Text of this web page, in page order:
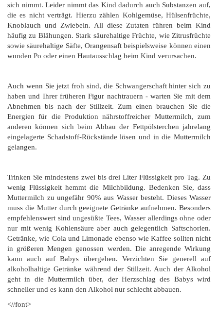
sich nimmt. Leider nimmt das Kind dadurch auch Substanzen auf,
die es nicht verträgt. Hierzu zählen Kohlgemüse, Hülsenfrüchte,
Knoblauch und Zwiebeln. All diese Zutaten führen beim Kind
häufig zu Blähungen. Stark säurehaltige Früchte, wie Zitrusfrüchte
sowie säurehaltige Säfte, Orangensaft beispielsweise können einen
wunden Po oder einen Hautausschlag beim Kind verursachen.
Auch wenn Sie jetzt froh sind, die Schwangerschaft hinter sich zu
haben und Ihrer früheren Figur nachtrauern - warten Sie mit dem
Abnehmen bis nach der Stillzeit. Zum einen brauchen Sie die
Energien für die Produktion nährstoffreicher Muttermilch, zum
anderen können sich beim Abbau der Fettpölsterchen jahrelang
eingelagerte Schadstoff-Rückstände lösen und in die Muttermilch
gelangen.
Trinken Sie mindestens zwei bis drei Liter Flüssigkeit pro Tag. Zu
wenig Flüssigkeit hemmt die Milchbildung. Bedenken Sie, dass
Muttermilch zu ungefähr 90% aus Wasser besteht. Dieses Wasser
muss die Mutter durch geeignete Getränke aufnehmen. Besonders
empfehlenswert sind ungesüßte Tees, Wasser allerdings ohne oder
nur mit wenig Kohlensäure aber auch gelegentlich Saftschorlen.
Getränke, wie Cola und Limonade ebenso wie Kaffee sollten nicht
in größeren Mengen genossen werden. Die anregende Wirkung
kann auch auf Babys übergehen. Verzichten Sie generell auf
alkoholhaltige Getränke während der Stillzeit. Auch der Alkohol
geht in die Muttermilch über, der Herzschlag des Babys wird
schneller und es kann den Alkohol nur schlecht abbauen.
<//font>